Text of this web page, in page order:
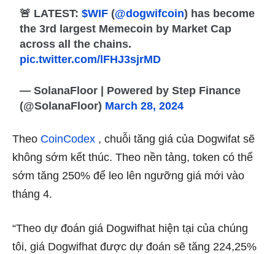
🚨 LATEST:$WIF (@dogwifcoin) has become
the 3rd largest Memecoin by Market Cap
across all the chains.
pic.twitter.com/lFHJ3sjrMD
— SolanaFloor | Powered by Step Finance
(@SolanaFloor) March 28, 2024
Theo CoinCodex , chuỗi tăng giá của Dogwifat sẽ
không sớm kết thúc. Theo nền tảng, token có thể
sớm tăng 250% để leo lên ngưỡng giá mới vào
tháng 4.
“Theo dự đoán giá Dogwifhat hiện tại của chúng
tôi, giá Dogwifhat được dự đoán sẽ tăng 224,25%